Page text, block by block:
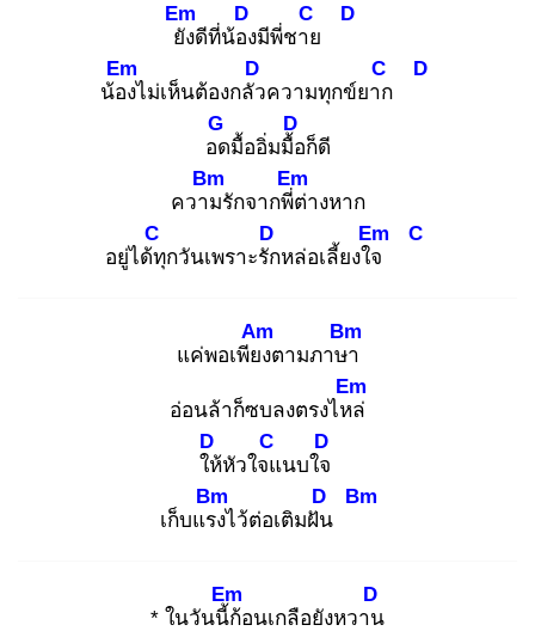
ยัง
Em
ดีที่น้อง
D
มีพี่ชาย
C D
น้อง
Em
ไม่เห็นต้องกลัว
D
ความทุกข์ยาก
C D
อด
G
มื้ออิ่มมื้อ
D
ก็ดี
ความ
Bm
รักจากพี่ต่
Em
างหาก
อยู่ได้ทุ
C
กวันเพราะรัก
D
หล่อเลี้ยงใจ
Em C
แค่พอเพียง
Am
ตามภาษา
Bm
อ่อนล้าก็ซบลงตรงไหล่
Em
ให้
D
หัวใจแ
C
นบใจ
D
เก็บแรง
Bm
ไว้ต่อเติมฝัน
D Bm
* ในวันนี้ก้
Em
อนเกลือยังหวาน
D